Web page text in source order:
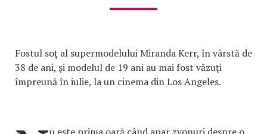
Fostul soţ al supermodelului Miranda Kerr, în vârstă de
38 de ani, şi modelul de 19 ani au mai fost văzuţi
împreună în iulie, la un cinema din Los Angeles.